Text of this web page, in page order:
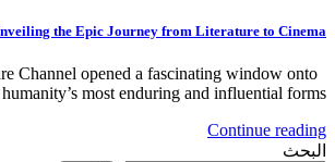
the Epic Journey from Literature to Cinema
Channel opened a fascinating window onto
most enduring and influential forms…
Continue reading
البحث